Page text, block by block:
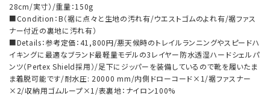
28cm/実寸）/重量：150g
■Condition：B（裾に点々と生地の汚れ有/ウエストゴムのよれ有/裾ファス
ナー付近の裏地に汚れ有）
■Details：参考定価：41,800円/悪天候時のトレイルランニングやスピードハ
イキングに最適なブランド最軽量モデルの3レイヤー防水透湿ハードシェルパ
ンツ（Pertex Shield採用）/足下にジッパーを装備しているので靴を履いたま
ま着脱可能です/耐水圧: 20000 mm/内側ドローコード×1/裾ファスナー
×2/収納用ゴムループ×1/表裏地：ナイロン100%